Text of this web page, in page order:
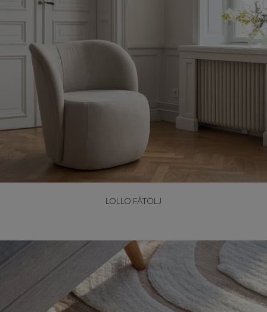
LOLLO FÅTÖLJ